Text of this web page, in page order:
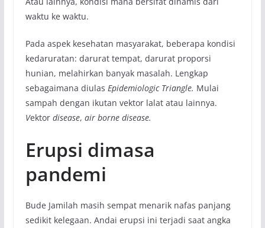
waktu ke waktu.
Pada aspek kesehatan masyarakat, beberapa kondisi
kedaruratan: darurat tempat, darurat proporsi
hunian, melahirkan banyak masalah. Lengkap
sebagaimana diulas Epidemiologic Triangle. Mulai
sampah dengan ikutan vektor lalat atau lainnya.
Vektor disease, air borne disease.
Erupsi dimasa
pandemi
Bude Jamilah masih sempat menarik nafas panjang
sedikit kelegaan. Andai erupsi ini terjadi saat angka